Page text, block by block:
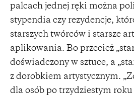
palcach jednej ręki można
stypendia czy rezydencje,
starszych twórców i starsze
aplikowania. Bo przecież
doświadczony w sztuce, a
z dorobkiem artystycznym.
dla osób po trzydziestym